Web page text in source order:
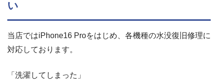
い
当店ではiPhone16 Proをはじめ、各機種の水没復旧修理に
対応しております。
「洗濯してしまった」